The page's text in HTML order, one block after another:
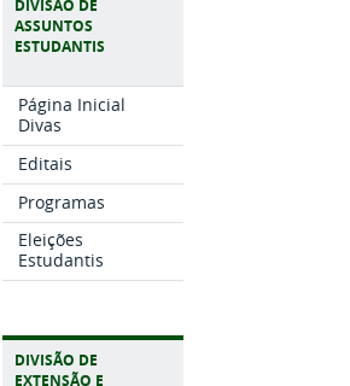
DIVISÃO DE
ASSUNTOS
ESTUDANTIS
Página Inicial
Divas
Editais
Programas
Eleições
Estudantis
DIVISÃO DE
EXTENSÃO E